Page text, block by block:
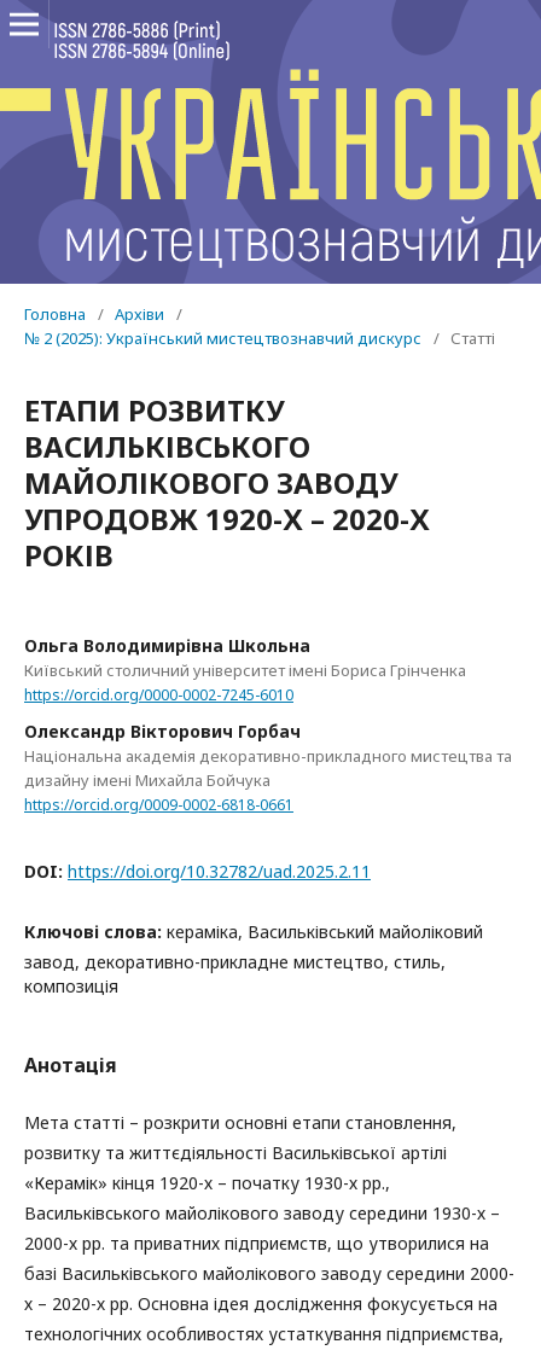
Головна / Архіви
/
№ 2 (2025): Український мистецтвознавчий дискурс
/ Статті
ЕТАПИ РОЗВИТКУ
ВАСИЛЬКІВСЬКОГО
МАЙОЛІКОВОГО ЗАВОДУ
УПРОДОВЖ 1920-Х – 2020-Х
РОКІВ
Ольга Володимирівна Школьна
Київський столичний університет імені Бориса Грінченка
https://orcid.org/0000-0002-7245-6010
Олександр Вікторович Горбач
Національна академія декоративно-прикладного мистецтва та
дизайну імені Михайла Бойчука
https://orcid.org/0009-0002-6818-0661
DOI: https://doi.org/10.32782/uad.2025.2.11
Ключові слова: кераміка, Васильківський майоліковий
завод, декоративно-прикладне мистецтво, стиль,
композиція
Анотація
Мета статті – розкрити основні етапи становлення,
розвитку та життєдіяльності Васильківської артілі
«Керамік» кінця 1920-х – початку 1930-х рр.,
Васильківського майолікового заводу середини 1930-х –
2000-х рр. та приватних підприємств, що утворилися на
базі Васильківського майолікового заводу середини 2000-
х – 2020-х рр. Основна ідея дослідження фокусується на
технологічних особливостях устаткування підприємства,